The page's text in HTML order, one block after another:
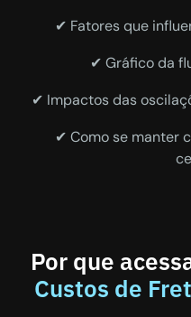
✔ Fatores que
✔ Gráfico da
✔ Impactos das
✔ Como se manter
Por que
Custos de